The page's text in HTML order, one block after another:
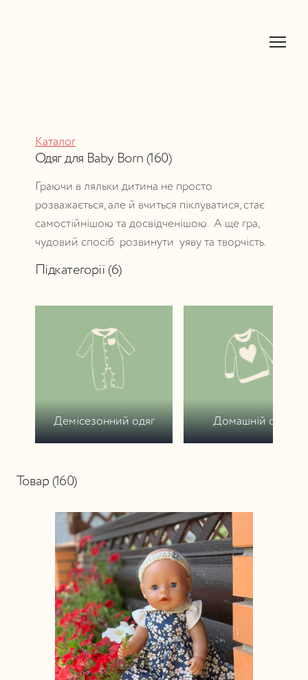
Каталог
Одяг для Baby Born (160)
Граючи в ляльки дитина не просто
розважається, але й вчиться піклуватися, стає
самостійнішою та досвідченішою.  А ще гра,
чудовий спосіб  розвинути  уяву та творчість.
Підкатегорії (6)
Демісезонний одяг Домашній одяг
Товар (160)